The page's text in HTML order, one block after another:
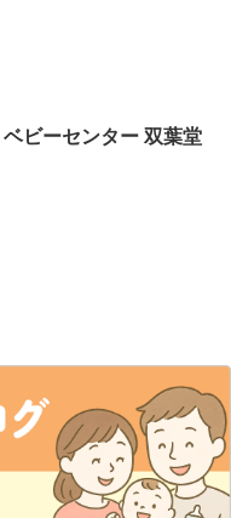
ベビーセンター 双葉堂